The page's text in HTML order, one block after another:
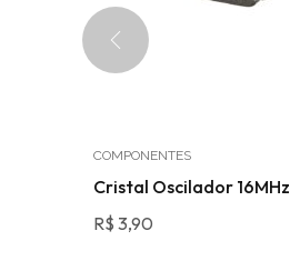
COMPONENTES
Cristal Oscilador 16MHz
R$ 3,90